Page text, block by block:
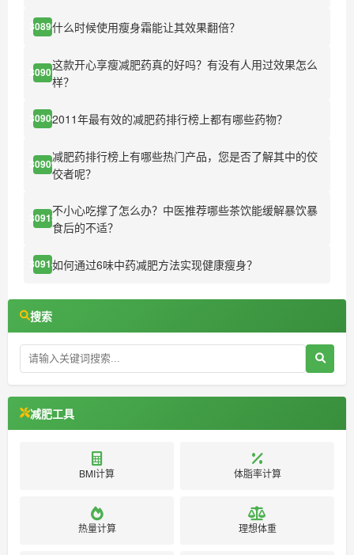
30899什么时候使用瘦身霜能让其效果翻倍？
30901
这款开心享瘦减肥药真的好吗？有没有人用过效果怎么
样？
309042011年最有效的减肥药排行榜上都有哪些药物？
30909
减肥药排行榜上有哪些热门产品，您是否了解其中的佼
佼者呢？
30913
不小心吃撑了怎么办？中医推荐哪些茶饮能缓解暴饮暴
食后的不适？
30914如何通过6味中药减肥方法实现健康瘦身？
搜索
减肥工具
BMI计算 体脂率计算
热量计算 理想体重